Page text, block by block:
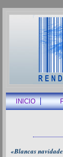
INICIO
«Blancas